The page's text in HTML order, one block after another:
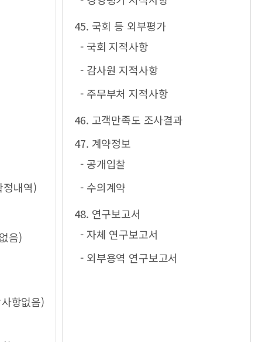
정내역)
음)
항없음)
45. 국회 등 외부평가
- 국회 지적사항
- 감사원 지적사항
- 주무부처 지적사항
46. 고객만족도 조사결과
47. 계약정보
- 공개입찰
- 수의계약
48. 연구보고서
- 자체 연구보고서
- 외부용역 연구보고서